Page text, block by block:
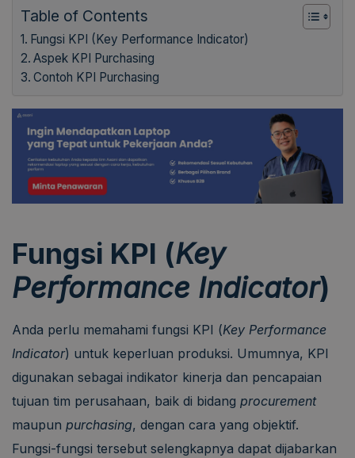
Table of Contents
Fungsi KPI (Key Performance Indicator)
Aspek KPI Purchasing
Contoh KPI Purchasing
Fungsi KPI (Key
Performance Indicator)
Anda perlu memahami fungsi KPI (Key Performance
Indicator) untuk keperluan produksi. Umumnya, KPI
digunakan sebagai indikator kinerja dan pencapaian
tujuan tim perusahaan, baik di bidang procurement
maupun purchasing, dengan cara yang objektif.
Fungsi-fungsi tersebut selengkapnya dapat dijabarkan